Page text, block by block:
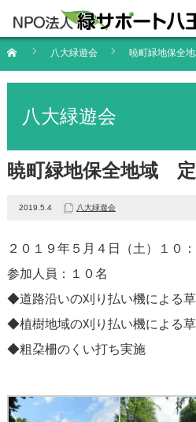
八大緑遊会 暁町緑地保全
八大緑遊会
暁町緑地保全地域
2019.5.4 八大緑遊会
２０１９年５月４日（土）１０
参加人員：１０名
◆道路沿いの刈り払い機による
◆植樹地域の刈り払い機による
◆粗朶柵のくい打ち実施